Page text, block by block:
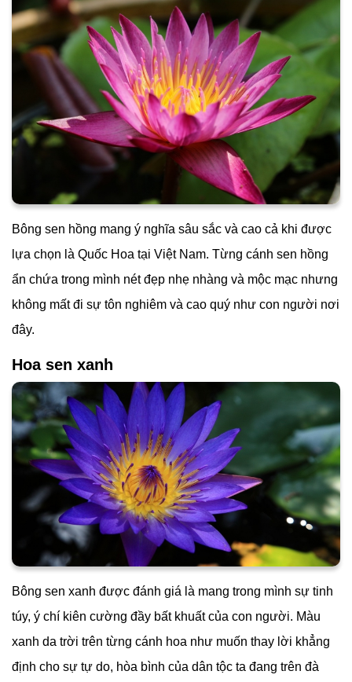
Bông sen hồng mang ý nghĩa sâu sắc và cao cả khi được
lựa chọn là Quốc Hoa tại Việt Nam. Từng cánh sen hồng
ẩn chứa trong mình nét đẹp nhẹ nhàng và mộc mạc nhưng
không mất đi sự tôn nghiêm và cao quý như con người nơi
đây.
Hoa sen xanh
Bông sen xanh được đánh giá là mang trong mình sự tinh
túy, ý chí kiên cường đầy bất khuất của con người. Màu
xanh da trời trên từng cánh hoa như muốn thay lời khẳng
định cho sự tự do, hòa bình của dân tộc ta đang trên đà